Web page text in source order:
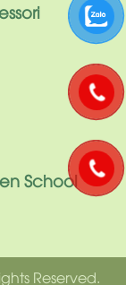
School
Reserved.